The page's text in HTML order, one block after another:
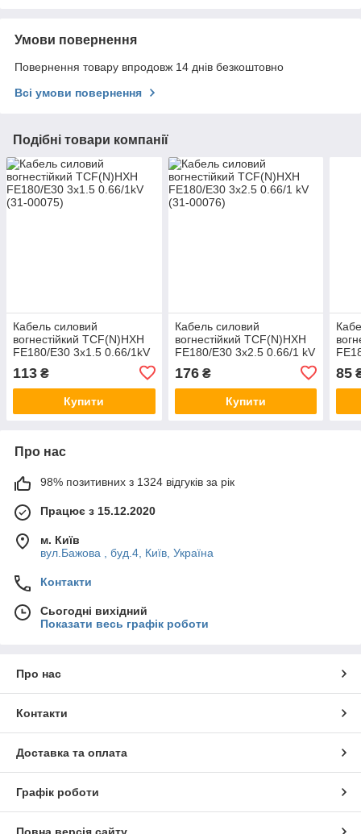
Умови повернення
Повернення товару впродовж 14 днів безкоштовно
Всі умови повернення
Подібні товари компанії
Кабель силовий
вогнестійкий TCF(N)HXH
FE180/E30 3x1.5 0.66/1kV
113 ₴
Купити
Кабель силовий
вогнестійкий TCF(N)HXH
FE180/E30 3x2.5 0.66/1 kV
176₴
Купити
85
Про нас
98% позитивних з 1324 відгуків за рік
Працює з 15.12.2020
м. Київ
вул.Бажова , буд.4, Київ, Україна
Контакти
Сьогодні вихідний
Показати весь графік роботи
Про нас
Контакти
Доставка та оплата
Графік роботи